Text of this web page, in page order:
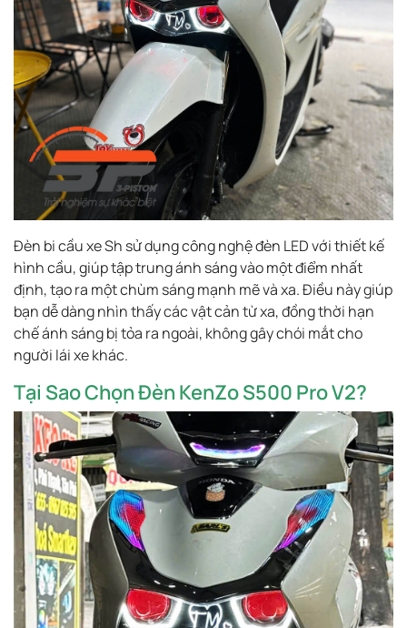
Đèn bi cầu xe Sh sử dụng công nghệ đèn LED với thiết kế
hình cầu, giúp tập trung ánh sáng vào một điểm nhất
định, tạo ra một chùm sáng mạnh mẽ và xa. Điều này giúp
bạn dễ dàng nhìn thấy các vật cản từ xa, đồng thời hạn
chế ánh sáng bị tỏa ra ngoài, không gây chói mắt cho
người lái xe khác.
Tại Sao Chọn Đèn KenZo S500 Pro V2?